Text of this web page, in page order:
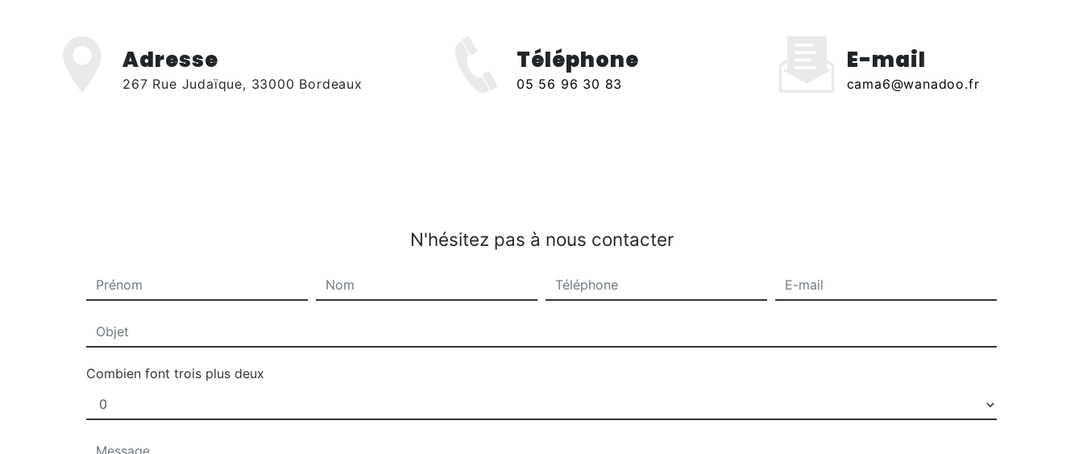
Adresse
267 Rue Judaïque, 33000 Bordeaux
Téléphone
05 56 96 30 83
E-mail
cama6@wanadoo.fr
N'hésitez pas à nous contacter
Combien font trois plus deux